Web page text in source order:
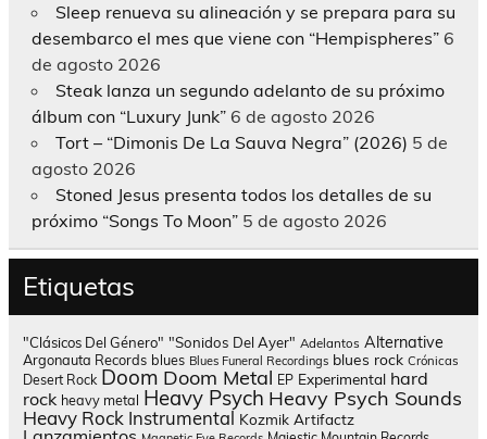
Sleep renueva su alineación y se prepara para su
desembarco el mes que viene con “Hempispheres” 6
de agosto 2026
Steak lanza un segundo adelanto de su próximo
álbum con “Luxury Junk” 6 de agosto 2026
Tort – “Dimonis De La Sauva Negra” (2026) 5 de
agosto 2026
Stoned Jesus presenta todos los detalles de su
próximo “Songs To Moon” 5 de agosto 2026
Etiquetas
"Clásicos Del Género" "Sonidos Del Ayer" Adelantos Alternative
Argonauta Records blues Blues Funeral Recordings blues rock Crónicas
Desert Rock Doom Doom Metal EP Experimental hard
rock heavy metal Heavy Psych Heavy Psych Sounds
Heavy Rock Instrumental Kozmik Artifactz